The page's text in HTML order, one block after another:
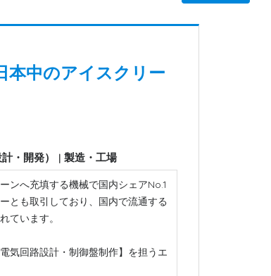
本中のアイスクリー
・開発） | 製造・工場
ンへ充填する機械で国内シェアNo.1
とも取引しており、国内で流通する
ています。
気回路設計・制御盤制作】を担うエ